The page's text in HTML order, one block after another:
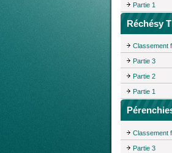
Partie 1
Réchésy
Classement
Partie 3
Partie 2
Partie 1
Classement
Partie 3